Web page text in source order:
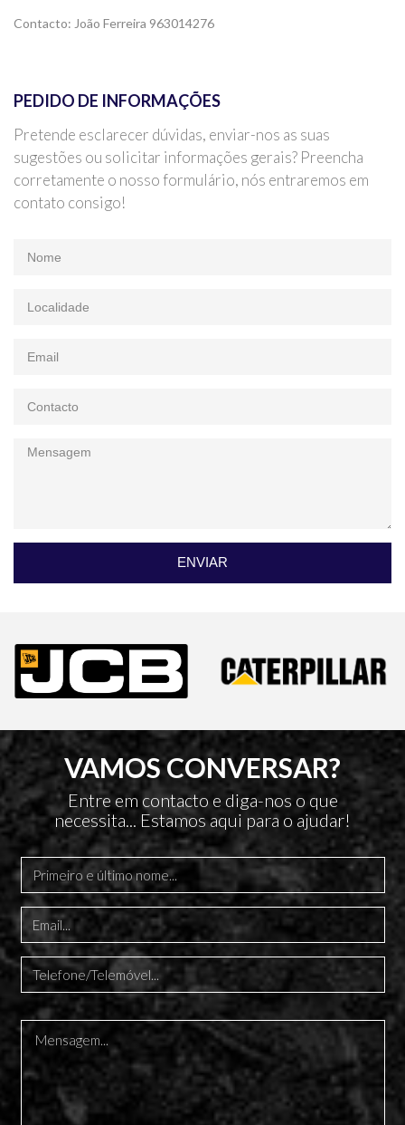
Contacto: João Ferreira 963014276
PEDIDO DE INFORMAÇÕES
Pretende esclarecer dúvidas, enviar-nos as suas
sugestões ou solicitar informações gerais? Preencha
corretamente o nosso formulário, nós entraremos em
contato consigo!
ENVIAR
VAMOS CONVERSAR?
Entre em contacto e diga-nos o que
necessita... Estamos aqui para o ajudar!